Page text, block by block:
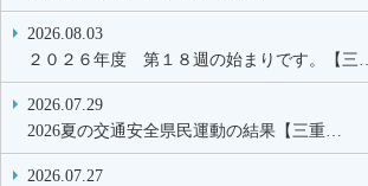
2026.08.03
２０２６年度 第１８週の始まりです。【三…
2026.07.29
2026夏の交通安全県民運動の結果【三重…
2026.07.27